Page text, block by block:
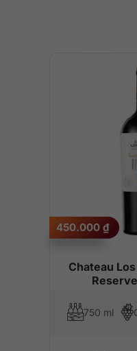
Người dùng sẽ
dư âm gỗ sồi
Kết hợp tốt cũng
Chateau
450.000 ₫
750 ml